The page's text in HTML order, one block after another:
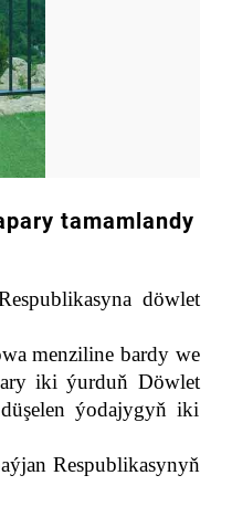
tamamlandy
döwlet
menziline bardy we
iki ýurduň Döwlet
ýodajygyň iki
Respublikasynyň